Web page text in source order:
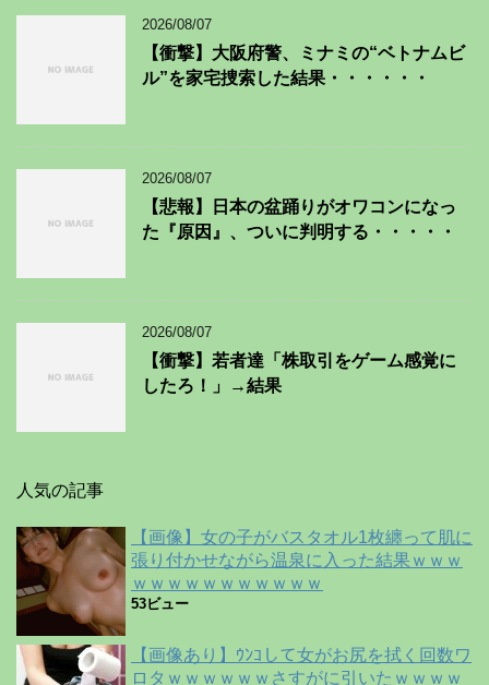
2026/08/07
【衝撃】大阪府警、ミナミの“ベトナムビ
ル”を家宅捜索した結果・・・・・・
2026/08/07
【悲報】日本の盆踊りがオワコンになっ
た『原因』、ついに判明する・・・・・
2026/08/07
【衝撃】若者達「株取引をゲーム感覚に
したろ！」→結果
人気の記事
【画像】女の子がバスタオル1枚纏って肌に
張り付かせながら温泉に入った結果ｗｗｗ
ｗｗｗｗｗｗｗｗｗｗｗ
53ビュー
【画像あり】ｳﾝｺして女がお尻を拭く回数ワ
ロタｗｗｗｗｗｗさすがに引いたｗｗｗｗ